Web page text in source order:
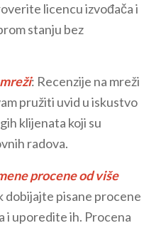
licencu izvođača i
stanju bez
: Recenzije na mreži
pružiti uvid u iskustvo
klijenata koji su
radova.
procene od više
dobijajte pisane procene
i uporedite ih. Procena